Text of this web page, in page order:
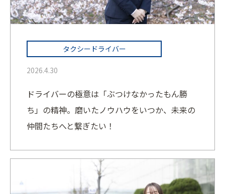
タクシードライバー
2026.4.30
ドライバーの極意は「ぶつけなかったもん勝
ち」の精神。磨いたノウハウをいつか、未来の
仲間たちへと繋ぎたい！